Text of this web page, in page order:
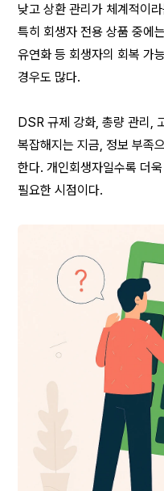
낮고 상환 관리가 체계적이
특히 회생자 전용 상품 중에
유연화 등 회생자의 회복 가
경우도 많다.
DSR 규제 강화, 총량 관리,
복잡해지는 지금, 정보 부족
한다. 개인회생자일수록 더
필요한 시점이다.